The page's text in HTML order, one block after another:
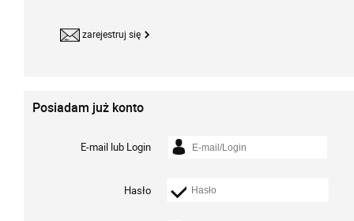
zarejestruj się
Posiadam już konto
E-mail lub Login
Hasło